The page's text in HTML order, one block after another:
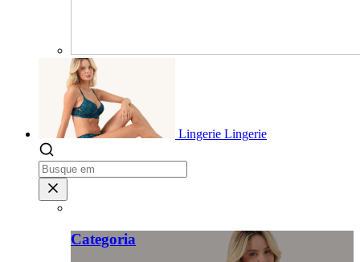
Lingerie Lingerie
Categoria